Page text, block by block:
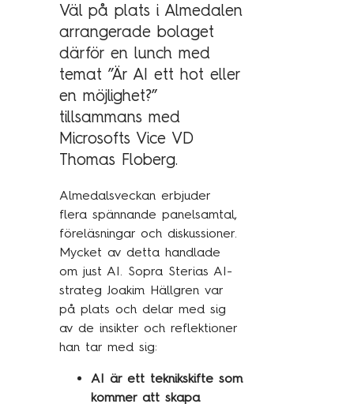
Hållbarhet
Mångfald
Utmärkelser
Våra kontor
Vår historia
Vision och kultur
Karriär
Lediga tjänster
Traineeprogram
Meet the team
Aktuellt
Pressmeddelanden
Väl på plats i Almedalen
arrangerade bolaget
därför en lunch med
temat ”Är AI ett hot eller
en möjlighet?”
tillsammans med
Microsofts Vice VD
Thomas Floberg.
Almedalsveckan erbjuder
flera spännande panelsamtal,
föreläsningar och diskussioner.
Mycket av detta handlade
om just AI. Sopra Sterias AI-
strateg Joakim Hällgren var
på plats och delar med sig
av de insikter och reflektioner
han tar med sig:
AI är ett teknikskifte som
kommer att skapa